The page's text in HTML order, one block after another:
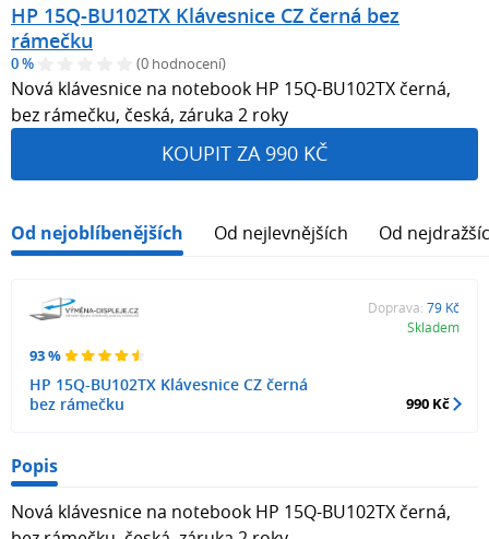
HP 15Q-BU102TX Klávesnice CZ černá bez
rámečku
0 % (0 hodnocení)
Nová klávesnice na notebook HP 15Q-BU102TX černá,
bez rámečku, česká, záruka 2 roky
KOUPIT ZA 990 KČ
Od nejoblíbenějších Od nejlevnějších Od
93 %
HP 15Q-BU102TX Klávesnice CZ černá
bez rámečku
Doprava: 79 Kč
Skladem
990 Kč
Popis
Nová klávesnice na notebook HP 15Q-BU102TX černá,